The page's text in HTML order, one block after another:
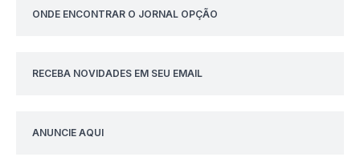
ONDE ENCONTRAR O JORNAL OPÇÃO
RECEBA NOVIDADES EM SEU EMAIL
ANUNCIE AQUI